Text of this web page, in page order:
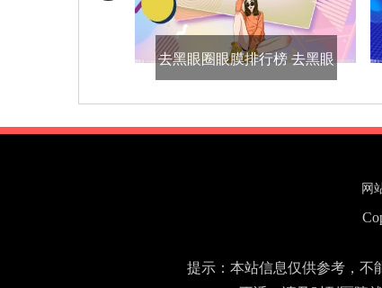
去黑眼圈眼膜排行榜 去黑眼
圈眼膜汇总大全
网
提示：本站信息仅供参考，不